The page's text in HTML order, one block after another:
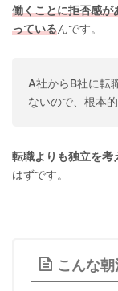
働くことに拒否感が
っているんです。
A社からB社に転
ないので、根本
転職よりも独立を考
はずです。
こんな朝